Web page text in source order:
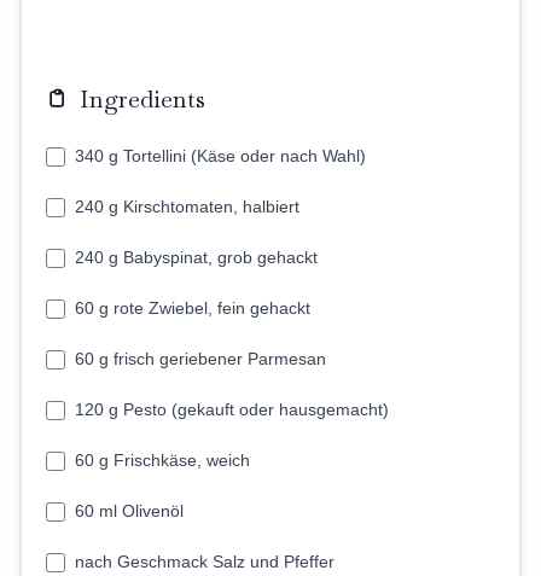
Ingredients
340 g Tortellini (Käse oder nach Wahl)
240 g Kirschtomaten, halbiert
240 g Babyspinat, grob gehackt
60 g rote Zwiebel, fein gehackt
60 g frisch geriebener Parmesan
120 g Pesto (gekauft oder hausgemacht)
60 g Frischkäse, weich
60 ml Olivenöl
nach Geschmack Salz und Pfeffer